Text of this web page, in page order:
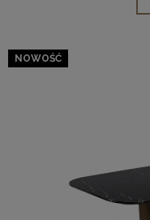
NOWOŚĆ